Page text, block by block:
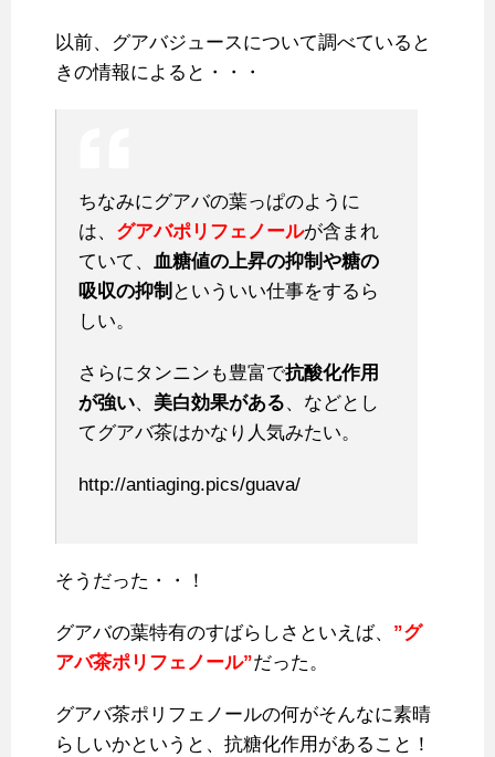
以前、グアバジュースについて調べていると
きの情報によると・・・
ちなみにグアバの葉っぱのように
は、 グアバポリフェノールが含まれ
ていて、 血糖値の上昇の抑制や糖の
吸収の抑制 といういい仕事をするら
しい。
さらにタンニンも豊富で抗酸化作用
が強い、 美白効果がある、などとし
てグアバ茶はかなり人気みたい。
http://antiaging.pics/guava/
そうだった・・！
グアバの葉特有のすばらしさといえば、 ”グ
アバ茶ポリフェノール”だった。
グアバ茶ポリフェノールの何がそんなに素晴
らしいかというと、抗糖化作用があること！